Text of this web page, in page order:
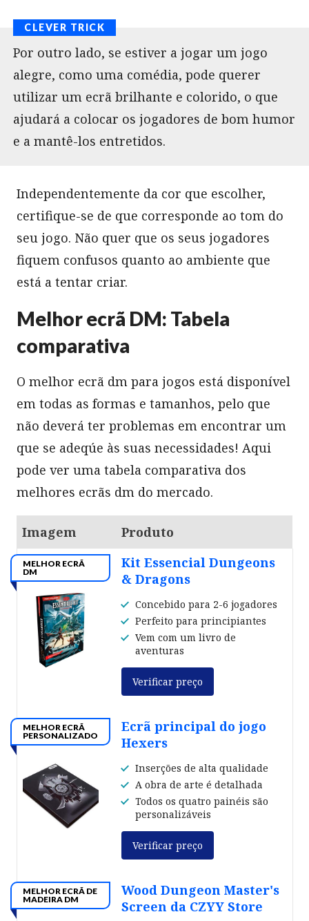
Por outro lado, se estiver a jogar um jogo
alegre, como uma comédia, pode querer
utilizar um ecrã brilhante e colorido, o que
ajudará a colocar os jogadores de bom humor
e a mantê-los entretidos.
Independentemente da cor que escolher,
certifique-se de que corresponde ao tom do
seu jogo. Não quer que os seus jogadores
fiquem confusos quanto ao ambiente que
está a tentar criar.
Melhor ecrã DM: Tabela
comparativa
O melhor ecrã dm para jogos está disponível
em todas as formas e tamanhos, pelo que
não deverá ter problemas em encontrar um
que se adeqúe às suas necessidades! Aqui
pode ver uma tabela comparativa dos
melhores ecrãs dm do mercado.
Imagem Produto
MELHOR ECRÃ
DM
Kit Essencial Dungeons
& Dragons
Concebido para 2-6 jogadores
Perfeito para principiantes
Vem com um livro de
aventuras
Verificar preço
MELHOR ECRÃ
PERSONALIZADO
Ecrã principal do jogo
Hexers
Inserções de alta qualidade
A obra de arte é detalhada
Todos os quatro painéis são
personalizáveis
Verificar preço
MELHOR ECRÃ DE
MADEIRA DM
Wood Dungeon Master's
Screen da CZYY Store